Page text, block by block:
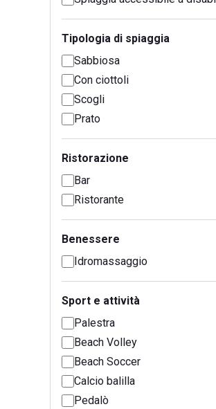
Tipologia di spiaggia
Sabbiosa
Con ciottoli
Scogli
Prato
Ristorazione
Bar
Ristorante
Benessere
Idromassaggio
Sport e attività
Palestra
Beach Volley
Beach Soccer
Calcio balilla
Pedalò